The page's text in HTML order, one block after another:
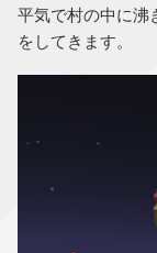
平気で村の中に沸
をしてきます。